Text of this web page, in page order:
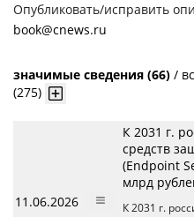
Опубликовать/исправить
book@cnews.ru
значимые сведения (66) /
(275)
11.06.2026
К 2031 г.
средств
(Endpoint
млрд
К 2031 г.